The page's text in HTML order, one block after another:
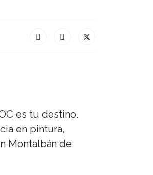
es tu destino.
en pintura,
Montalbán de